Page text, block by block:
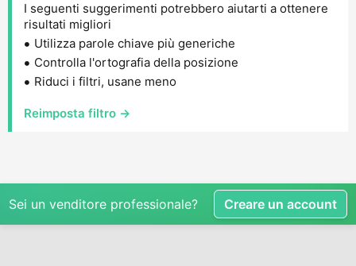
I seguenti suggerimenti potrebbero aiutarti a ottenere
risultati migliori
Utilizza parole chiave più generiche
Controlla l'ortografia della posizione
Riduci i filtri, usane meno
Reimposta filtro →
Sei un venditore professionale? Creare un account